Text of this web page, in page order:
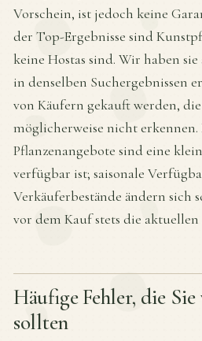
Vorschein, ist jedoch keine
der Top-Ergebnisse sind
keine Hostas sind. Wir haben
in denselben Suchergebnissen
von Käufern gekauft werden,
möglicherweise nicht erkennen.
Pflanzenangebote sind eine
verfügbar ist; saisonale
Verkäuferbestände ändern sich
vor dem Kauf stets die
Häufige Fehler, die
sollten